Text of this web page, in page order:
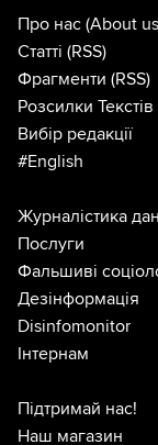
Про нас (About
Статті (RSS)
Фрагменти (RSS)
Розсилки Текстів
Вибір редакції
#English
Журналістика
Послуги
Фальшиві
Дезінформація
Disinfomonitor
Інтернам
Підтримай нас!
Наш магазин